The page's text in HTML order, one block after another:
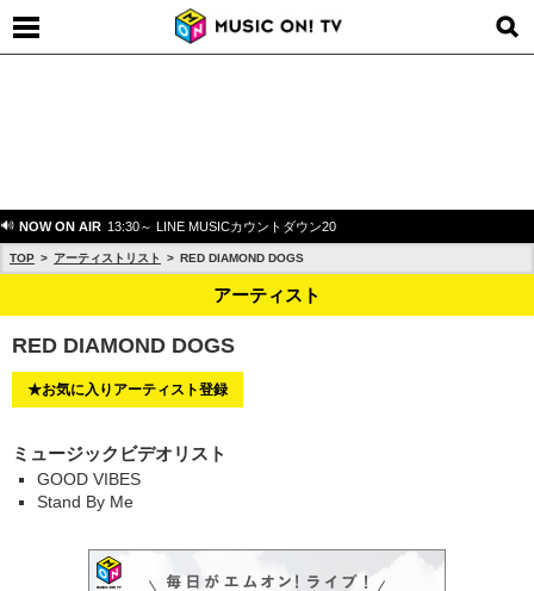
NOW ON AIR 13:30～ LINE MUSICカウントダウン20
TOP アーティストリスト RED DIAMOND DOGS
アーティスト
RED DIAMOND DOGS
★お気に入りアーティスト登録
ミュージックビデオリスト
GOOD VIBES
Stand By Me